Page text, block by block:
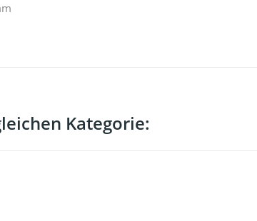
Kategorie: